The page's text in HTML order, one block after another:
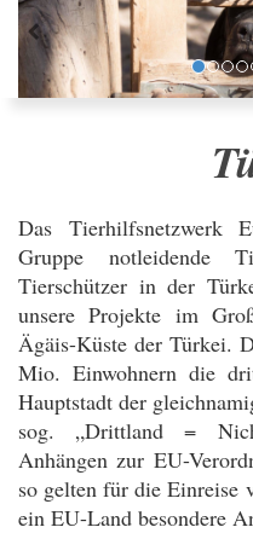
Das Tierhilfsnetzwerk
Gruppe notleidende
Tierschützer in der
unsere Projekte im
Ägäis-Küste der Türkei.
Mio. Einwohnern die
Hauptstadt der
sog. „Drittland =
Anhängen zur EU-
so gelten für die Einreise
ein EU-Land besondere